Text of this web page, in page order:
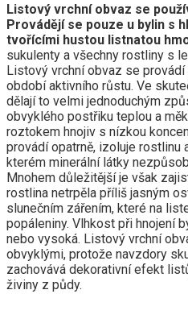
Listový vrchní obvaz se
Provádějí se pouze u bylin s
tvořícími hustou listnatou
sukulenty a všechny rostliny s
Listový vrchní obvaz se
období aktivního růstu. Ve
dělají to velmi jednoduchým
obvyklého postřiku teplou a
roztokem hnojiv s nízkou
provádí opatrně, izoluje rostlinu
kterém minerální látky
Mnohem důležitější je však
rostlina netrpěla příliš jasným
slunečním zářením, které na
popáleniny. Vlhkost při hnojení
nebo vysoká. Listový vrchní
obvyklými, protože navzdory
zachovává dekorativní efekt
živiny z půdy.